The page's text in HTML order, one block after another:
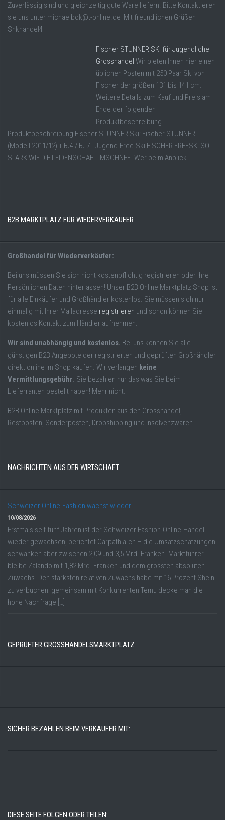
Zuverlässig sind und gleichzeitig gute Ware liefern. Bitte Kontaktieren
sie uns unter michaelbok@t-online.de Mit freundlichen Grüßen
Shkhandel4
Fischer STUNNER SKI für Jugendliche
Grosshandel Wir bieten Ihnen hier einen
üblichen Posten mit 250 Paar Ski von
Fischer der größen 131 bis 141 cm.
Weitere Details zum Kauf und Preis am
Ende der folgenden
Produktbeschreibung.
Produktbeschreibung Fischer STUNNER Ski: Fischer STUNNER
(Modell 2011/12) + FJ4 / FJ 7 - Jugend-Free-Ski FISCHER FREESKI SO
STARK WIE DIE LEIDENSCHAFT IMSCHNEE. Wer beim Anblick ...
B2B MARKTPLATZ FÜR WIEDERVERKÄUFER
Großhandel für Wiederverkäufer:
Bei uns müssen Sie sich nicht kostenpflichtig registrieren oder Ihre
Persönlichen Daten hinterlassen! Unser B2B Online Marktplatz Shop ist
für alle Einkäufer und Großhändler kostenlos. Sie müssen sich nur
einmalig mit Ihrer Mailadresse registrieren und schon können Sie
kostenlos Kontakt zum Händler aufnehmen.
Wir sind unabhängig und kostenlos. Bei uns können Sie alle
günstigen B2B Angebote der registrierten und geprüften Großhändler
direkt online im Shop kaufen. Wir verlangen keine
Vermittlungsgebühr. Sie bezahlen nur das was Sie beim
Lieferranten bestellt haben! Mehr nicht.
B2B Online Marktplatz mit Produkten aus den Grosshandel,
Restposten, Sonderposten, Dropshipping und Insolvenzwaren.
NACHRICHTEN AUS DER WIRTSCHAFT
Schweizer Online-Fashion wächst wieder
10/08/2026
Erstmals seit fünf Jahren ist der Schweizer Fashion-Online-Handel
wieder gewachsen, berichtet Carpathia.ch – die Umsatzschätzungen
schwanken aber zwischen 2,09 und 3,5 Mrd. Franken. Marktführer
bleibe Zalando mit 1,82 Mrd. Franken und dem grössten absoluten
Zuwachs. Den stärksten relativen Zuwachs habe mit 16 Prozent Shein
zu verbuchen; gemeinsam mit Konkurrenten Temu decke man die
hohe Nachfrage […]
GEPRÜFTER GROSSHANDELSMARKTPLATZ
SICHER BEZAHLEN BEIM VERKÄUFER MIT:
DIESE SEITE FOLGEN ODER TEILEN: